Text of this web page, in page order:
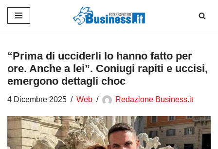
contenuto
“Prima di ucciderli lo hanno fatto per
ore. Anche a lei”. Coniugi rapiti e uccisi,
emergono dettagli choc
4 Dicembre 2025 Web Redazione Business.it